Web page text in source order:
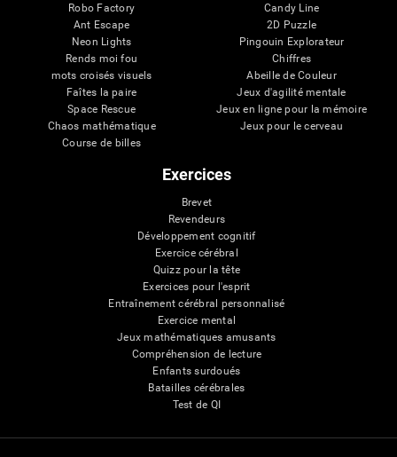
Robo Factory
Ant Escape
Neon Lights
Rends moi fou
mots croisés visuels
Faîtes la paire
Space Rescue
Chaos mathématique
Course de billes
Candy Line
2D Puzzle
Pingouin Explorateur
Chiffres
Abeille de Couleur
Jeux d'agilité mentale
Jeux en ligne pour la mémoire
Jeux pour le cerveau
Exercices
Brevet
Revendeurs
Développement cognitif
Exercice cérébral
Quizz pour la tête
Exercices pour l'esprit
Entraînement cérébral personnalisé
Exercice mental
Jeux mathématiques amusants
Compréhension de lecture
Enfants surdoués
Batailles cérébrales
Test de QI